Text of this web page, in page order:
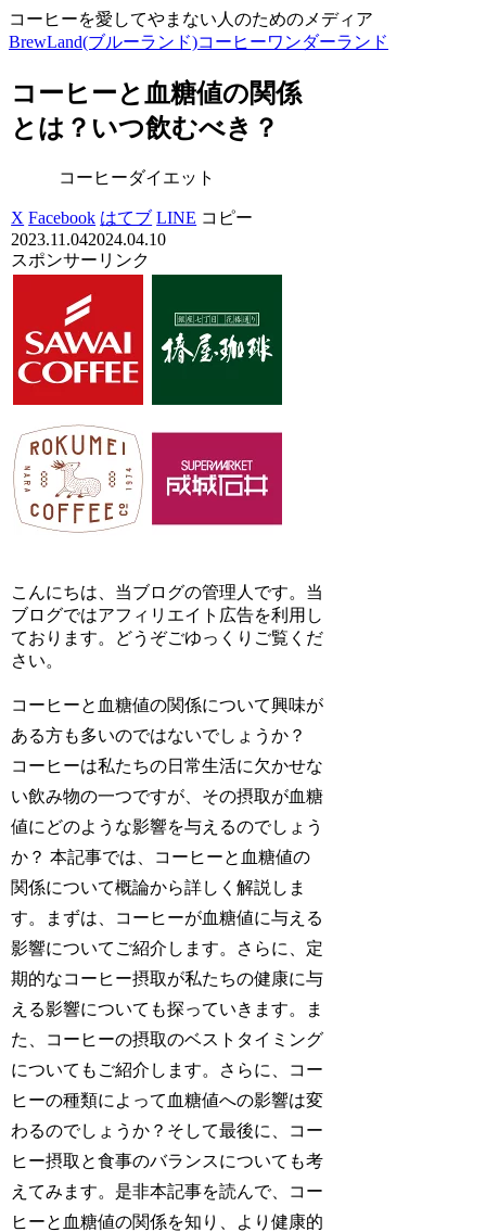
コーヒーを愛してやまない人のためのメディア
BrewLand(ブルーランド)コーヒーワンダーランド
コーヒーと血糖値の関係
とは？いつ飲むべき？
コーヒーダイエット
X Facebook はてブ LINE コピー
2023.11.042024.04.10
スポンサーリンク
こんにちは、当ブログの管理人です。当
ブログではアフィリエイト広告を利用し
ております。どうぞごゆっくりご覧くだ
さい。
コーヒーと血糖値の関係について興味が
ある方も多いのではないでしょうか？
コーヒーは私たちの日常生活に欠かせな
い飲み物の一つですが、その摂取が血糖
値にどのような影響を与えるのでしょう
か？ 本記事では、コーヒーと血糖値の
関係について概論から詳しく解説しま
す。まずは、コーヒーが血糖値に与える
影響についてご紹介します。さらに、定
期的なコーヒー摂取が私たちの健康に与
える影響についても探っていきます。ま
た、コーヒーの摂取のベストタイミング
についてもご紹介します。さらに、コー
ヒーの種類によって血糖値への影響は変
わるのでしょうか？そして最後に、コー
ヒー摂取と食事のバランスについても考
えてみます。是非本記事を読んで、コー
ヒーと血糖値の関係を知り、より健康的